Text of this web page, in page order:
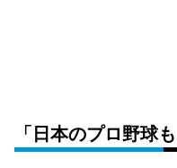
「日本のプロ野球